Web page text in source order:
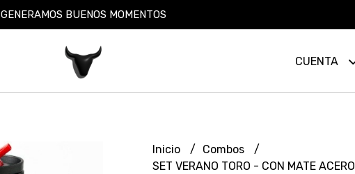
GENERAMOS BUENOS MOMENTOS
CUENTA
Inicio
Combos
SET VERANO TORO - CON MATE ACERO